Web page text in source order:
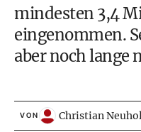
mindesten 3,4
eingenommen.
aber noch lange
VON Christian